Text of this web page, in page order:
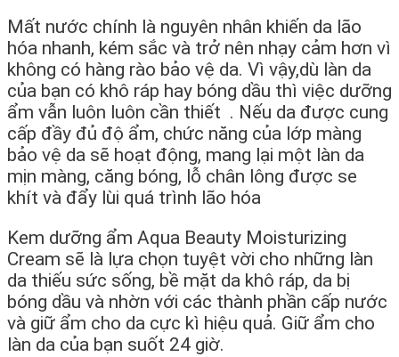
Mất nước chính là nguyên nhân khiến da lão
hóa nhanh, kém sắc và trở nên nhạy cảm hơn vì
không có hàng rào bảo vệ da. Vì vậy,dù làn da
của bạn có khô ráp hay bóng dầu thì việc dưỡng
ẩm vẫn luôn luôn cần thiết . Nếu da được cung
cấp đầy đủ độ ẩm, chức năng của lớp màng
bảo vệ da sẽ hoạt động, mang lại một làn da
mịn màng, căng bóng, lỗ chân lông được se
khít và đẩy lùi quá trình lão hóa
Kem dưỡng ẩm Aqua Beauty Moisturizing
Cream sẽ là lựa chọn tuyệt vời cho những làn
da thiếu sức sống, bề mặt da khô ráp, da bị
bóng dầu và nhờn với các thành phần cấp nước
và giữ ẩm cho da cực kì hiệu quả. Giữ ẩm cho
làn da của bạn suốt 24 giờ.